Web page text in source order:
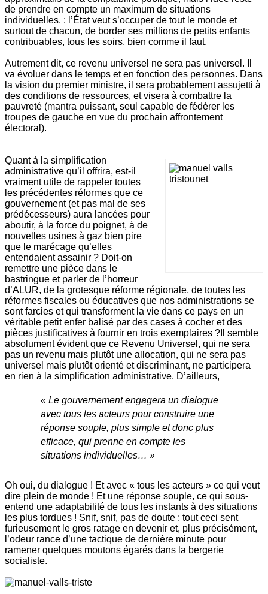
de prendre en compte un maximum de situations
individuelles. : l’État veut s’occuper de tout le monde et
surtout de chacun, de border ses millions de petits enfants
contribuables, tous les soirs, bien comme il faut.
Autrement dit, ce revenu universel ne sera pas universel. Il
va évoluer dans le temps et en fonction des personnes. Dans
la vision du premier ministre, il sera probablement assujetti à
des conditions de ressources, et visera à combattre la
pauvreté (mantra puissant, seul capable de fédérer les
troupes de gauche en vue du prochain affrontement
électoral).
Quant à la simplification
administrative qu’il offrira, est-il
vraiment utile de rappeler toutes
les précédentes réformes que ce
gouvernement (et pas mal de ses
prédécesseurs) aura lancées pour
aboutir, à la force du poignet, à de
nouvelles usines à gaz bien pire
que le marécage qu’elles
entendaient assainir ? Doit-on
remettre une pièce dans le
bastringue et parler de l’horreur
d’ALUR, de la grotesque réforme régionale, de toutes les
réformes fiscales ou éducatives que nos administrations se
sont farcies et qui transforment la vie dans ce pays en un
véritable petit enfer balisé par des cases à cocher et des
pièces justificatives à fournir en trois exemplaires ?Il semble
absolument évident que ce Revenu Universel, qui ne sera
pas un revenu mais plutôt une allocation, qui ne sera pas
universel mais plutôt orienté et discriminant, ne participera
en rien à la simplification administrative. D’ailleurs,
« Le gouvernement engagera un dialogue
avec tous les acteurs pour construire une
réponse souple, plus simple et donc plus
efficace, qui prenne en compte les
situations individuelles… »
Oh oui, du dialogue ! Et avec « tous les acteurs » ce qui veut
dire plein de monde ! Et une réponse souple, ce qui sous-
entend une adaptabilité de tous les instants à des situations
les plus tordues ! Snif, snif, pas de doute : tout ceci sent
furieusement le gros ratage en devenir et, plus précisément,
l’odeur rance d’une tactique de dernière minute pour
ramener quelques moutons égarés dans la bergerie
socialiste.